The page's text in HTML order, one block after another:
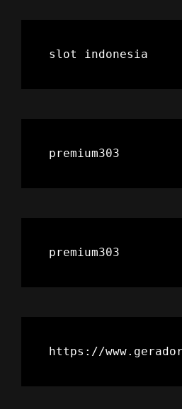
slot indonesia
premium303
premium303
https://